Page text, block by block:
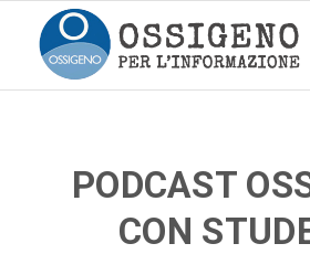
PODCAST
CON